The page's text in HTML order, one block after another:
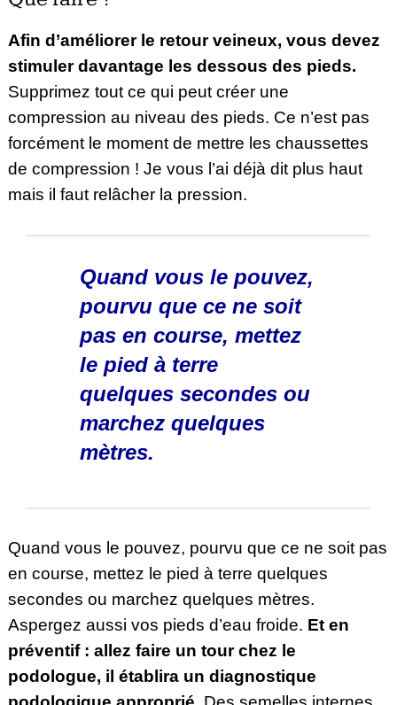
Afin d’améliorer le retour veineux, vous devez
stimuler davantage les dessous des pieds.
Supprimez tout ce qui peut créer une
compression au niveau des pieds. Ce n’est pas
forcément le moment de mettre les chaussettes
de compression ! Je vous l’ai déjà dit plus haut
mais il faut relâcher la pression.
Quand vous le pouvez,
pourvu que ce ne soit
pas en course, mettez
le pied à terre
quelques secondes ou
marchez quelques
mètres.
Quand vous le pouvez, pourvu que ce ne soit pas
en course, mettez le pied à terre quelques
secondes ou marchez quelques mètres.
Aspergez aussi vos pieds d’eau froide. Et en
préventif : allez faire un tour chez le
podologue, il établira un diagnostique